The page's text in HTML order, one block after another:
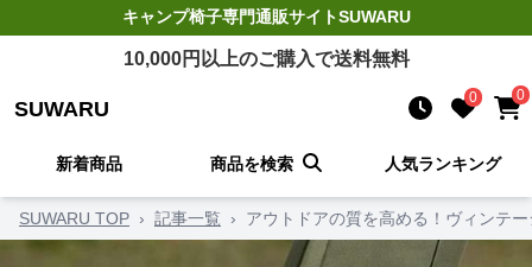
キャンプ椅子専門通販サイトSUWARU
10,000円以上のご購入で送料無料
SUWARU 0 0
新着商品 商品を検索 人気ランキング
SUWARU TOP › 記事一覧 › アウトドアの質を高める！ヴィンテ